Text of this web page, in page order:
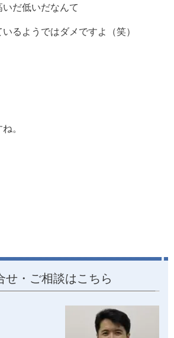
だ低いだなんて
るようではダメですよ（笑）
。
せ・ご相談はこちら